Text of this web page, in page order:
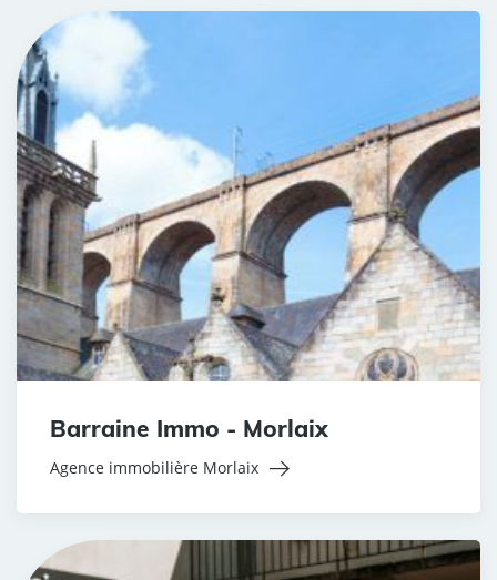
Barraine Immo - Morlaix
Agence immobilière Morlaix